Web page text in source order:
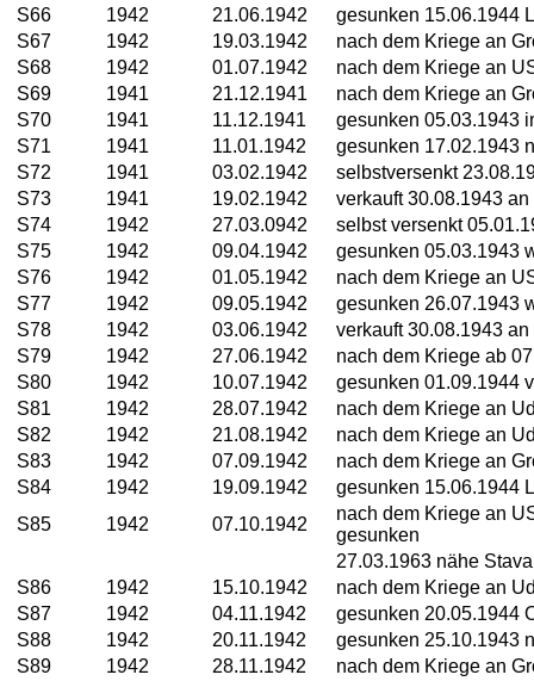
S66
1942 21.06.1942
gesunken 15.06.1944
S67
1942 19.03.1942
nach dem Kriege an
S68
1942 01.07.1942
nach dem Kriege an
S69
1941 21.12.1941
nach dem Kriege an
S70
1941 11.12.1941
gesunken 05.03.1943
S71
1941 11.01.1942
gesunken 17.02.1943
S72
1941 03.02.1942
selbstversenkt
S73
1941 19.02.1942
verkauft 30.08.1943
S74
1942 27.03.0942
selbst versenkt
S75
1942 09.04.1942
gesunken 05.03.1943
S76
1942 01.05.1942
nach dem Kriege an
S77
1942 09.05.1942
gesunken 26.07.1943
S78
1942 03.06.1942
verkauft 30.08.1943
S79
1942 27.06.1942
nach dem Kriege ab
S80
1942 10.07.1942
gesunken 01.09.1944
S81
1942 28.07.1942
nach dem Kriege an
S82
1942 21.08.1942
nach dem Kriege an
S83
1942 07.09.1942
nach dem Kriege an
S84
1942 19.09.1942
gesunken 15.06.1944
S85
1942 07.10.1942
nach dem Kriege an
gesunken
27.03.1963 nähe
S86
1942 15.10.1942
nach dem Kriege an
S87
1942 04.11.1942
gesunken 20.05.1944
S88
1942 20.11.1942
gesunken 25.10.1943
S89
1942 28.11.1942
nach dem Kriege an